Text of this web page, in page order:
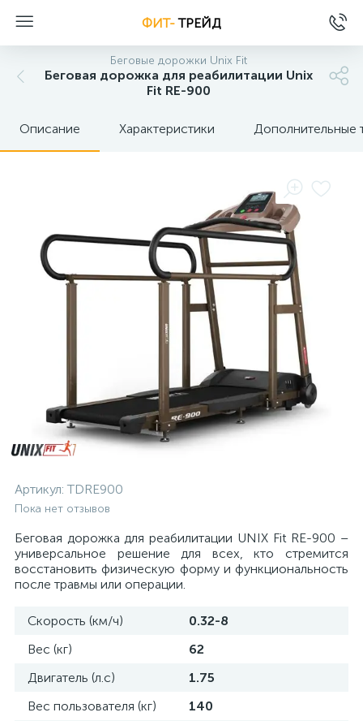
ФИТ-ТРЕЙД
Беговые дорожки Unix Fit
Беговая дорожка для реабилитации Unix
Fit RE-900
Описание Характеристики Дополнительные
Артикул:TDRE900
Пока нет отзывов
Беговая дорожка для реабилитации UNIX Fit RE-900 –
универсальное решение для всех, кто стремится
восстановить физическую форму и функциональность
после травмы или операции.
Скорость (км/ч)
0.32-8
Вес (кг)
62
Двигатель (л.с)
1.75
Вес пользователя (кг)
140